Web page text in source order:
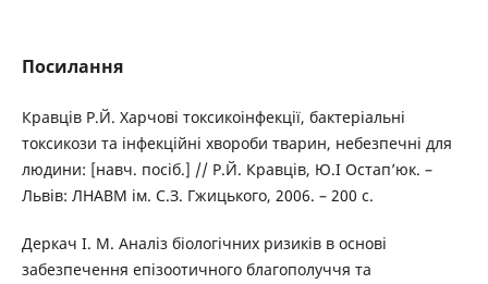
Посилання
Кравців Р.Й. Харчові токсикоінфекції, бактеріальні
токсикози та інфекційні хвороби тварин, небезпечні для
людини: [навч. посіб.] // Р.Й. Кравців, Ю.І Остап’юк. –
Львів: ЛНАВМ ім. С.З. Гжицького, 2006. – 200 с.
Деркач І. М. Аналіз біологічних ризиків в основі
забезпечення епізоотичного благополуччя та